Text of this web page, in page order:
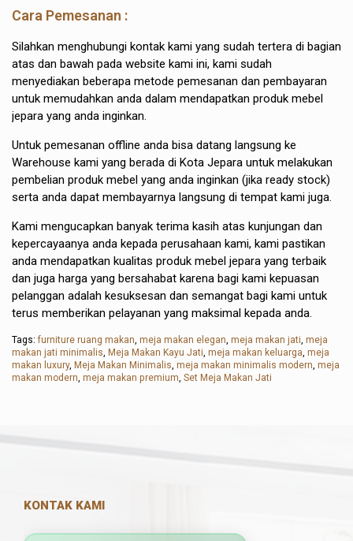
Cara Pemesanan :
Silahkan menghubungi kontak kami yang sudah tertera di bagian
atas dan bawah pada website kami ini, kami sudah
menyediakan beberapa metode pemesanan dan pembayaran
untuk memudahkan anda dalam mendapatkan produk mebel
jepara yang anda inginkan.
Untuk pemesanan offline anda bisa datang langsung ke
Warehouse kami yang berada di Kota Jepara untuk melakukan
pembelian produk mebel yang anda inginkan (jika ready stock)
serta anda dapat membayarnya langsung di tempat kami juga.
Kami mengucapkan banyak terima kasih atas kunjungan dan
kepercayaanya anda kepada perusahaan kami, kami pastikan
anda mendapatkan kualitas produk mebel jepara yang terbaik
dan juga harga yang bersahabat karena bagi kami kepuasan
pelanggan adalah kesuksesan dan semangat bagi kami untuk
terus memberikan pelayanan yang maksimal kepada anda.
Tags:furniture ruang makan, meja makan elegan, meja makan jati, meja
makan jati minimalis, Meja Makan Kayu Jati, meja makan keluarga, meja
makan luxury, Meja Makan Minimalis, meja makan minimalis modern, meja
makan modern, meja makan premium, Set Meja Makan Jati
KONTAK KAMI